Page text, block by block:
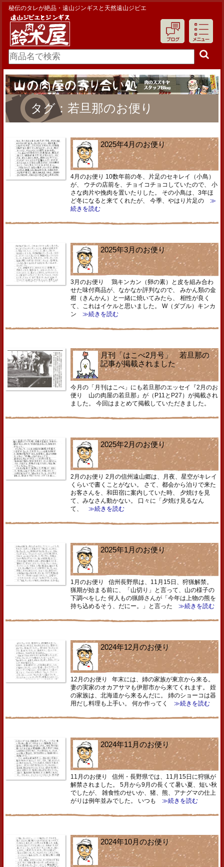
秘伝のタレが絶品・遠山ジンギスと天然遠山ジビエ
タグ：若旦那のお便り
2025年4月のお便り
4月のお便り 10数年前の冬、片足のセキレイ（小鳥）
が、 ウチの店前を、チョイコチョコしていたので、 小
さな肉片や挽肉を置いたりした。 その小鳥は、3年ほ
ど冬になると来てくれたが、 今季、やはり片足の ≫
続きを読む
2025年3月のお便り
3月のお便り 鶏キンカン（卵の素）と皮を組み合わ
せた味付商品が、なかなか評判なので、 みかん類の金
柑（きんかん）と一緒に焼いてみたら、 相性が良く
て、これはイケルと思いました。 W（ダブル）キンカ
ン
≫続きを読む
月刊「はこべ2月号」 若旦那の
記事が掲載されました
今月の「月刊はこべ」にも若旦那のエッセイ『2月のお
便り 山の肉屋の若旦那』が（P11とP27）が掲載され
ました。 今回はまとめて掲載していただきました。
2025年2月のお便り
2月のお便り 2月の信州遠山郷は、月夜、星空がキレイ
くらいで書くことがない。 さて、都会から泊りで来た
お客さんを、和田宿に案内していた時、 夕焼けを見
て、みなさん動かない。 口々に「夕焼け見るなん
て、
≫続きを読む
2025年1月のお便り
1月のお便り 信州長野県は、11月15日、狩猟解禁。
猟期が始まる前に、「山切り」と言って、山の様子の
下調べをした 何人もの猟師さんが「今年は上物の熊を
持ち込めるそう、だにー。」と言った
≫続きを読む
2024年12月のお便り
12月のお便り 年末には、姉の家族が東京から来る。
妻の実家のオカアサマも伊那市から来てくれます。 姪
の家族は、北海道から来るんだに。 姉のショーコは器
用だし料理も上手い。 何か作ってく
≫続きを読む
2024年11月のお便り
11月のお便り 信州・長野県では、11月15日に狩猟が
解禁されました。 5月から9月の長くて暑い夏、短い秋
でしたが、 雑食性のせいか、猪、熊、アナグマの仕上
がりは例年並みでした。 いつも
≫続きを読む
2024年10月のお便り